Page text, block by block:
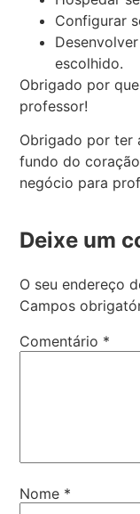
Configurar
escolhido.
Obrigado por
professor!
Obrigado por ter
fundo do
negócio para
Deixe um
O seu endereço
Campos
Comentário *
Nome *